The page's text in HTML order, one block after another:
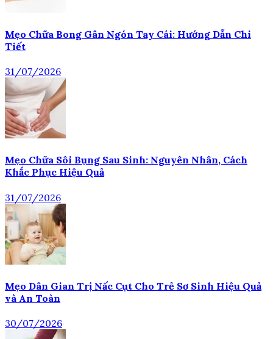
Mẹo Chữa Bong Gân Ngón Tay Cái: Hướng Dẫn Chi
Tiết
31/07/2026
Mẹo Chữa Sôi Bụng Sau Sinh: Nguyên Nhân, Cách
Khắc Phục Hiệu Quả
31/07/2026
Mẹo Dân Gian Trị Nấc Cụt Cho Trẻ Sơ Sinh Hiệu Quả
và An Toàn
30/07/2026